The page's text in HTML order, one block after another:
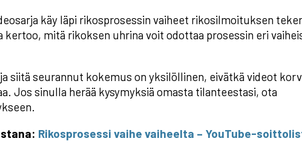
käy läpi rikosprosessin vaiheet rikosilmoituksen
kertoo, mitä rikoksen uhrina voit odottaa prosessin eri
siitä seurannut kokemus on yksilöllinen, eivätkä videot
Jos sinulla herää kysymyksiä omasta tilanteestasi, ota
Rikosprosessi vaihe vaiheelta – YouTube-